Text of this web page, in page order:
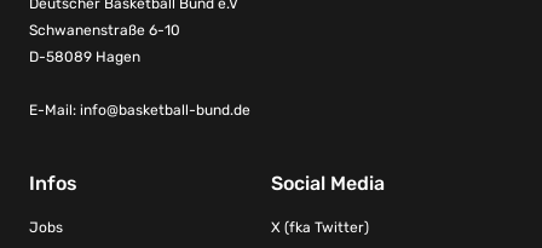
Schwanenstraße 6-10
D-58089 Hagen
E-Mail: info@basketball-bund.de
Infos
Jobs
Social Media
X (fka Twitter)